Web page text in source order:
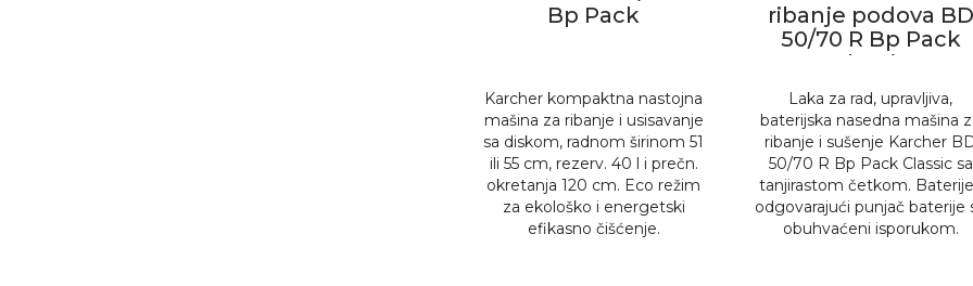
Bp Pack
Karcher kompaktna nastojna
mašina za ribanje i usisavanje
sa diskom, radnom širinom 51
ili 55 cm, rezerv. 40 l i prečn.
okretanja 120 cm. Eco režim
za ekološko i energetski
efikasno čišćenje.
ribanje podova BD
50/70 R Bp Pack
Classic
Laka za rad, upravljiva,
baterijska nasedna mašina
ribanje i sušenje Karcher
50/70 R Bp Pack Classic sa
tanjirastom četkom.
odgovarajući punjač baterije
obuhvaćeni isporukom.